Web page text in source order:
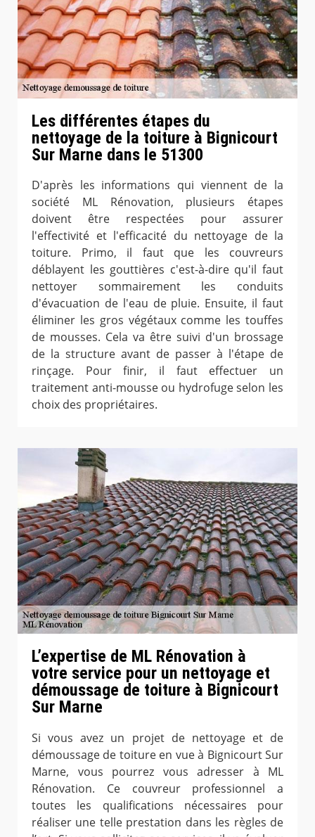
Les différentes étapes du
nettoyage de la toiture à Bignicourt
Sur Marne dans le 51300
D'après les informations qui viennent de la
société ML Rénovation, plusieurs étapes
doivent être respectées pour assurer
l'effectivité et l'efficacité du nettoyage de la
toiture. Primo, il faut que les couvreurs
déblayent les gouttières c'est-à-dire qu'il faut
nettoyer sommairement les conduits
d'évacuation de l'eau de pluie. Ensuite, il faut
éliminer les gros végétaux comme les touffes
de mousses. Cela va être suivi d'un brossage
de la structure avant de passer à l'étape de
rinçage. Pour finir, il faut effectuer un
traitement anti-mousse ou hydrofuge selon les
choix des propriétaires.
L’expertise de ML Rénovation à
votre service pour un nettoyage et
démoussage de toiture à Bignicourt
Sur Marne
Si vous avez un projet de nettoyage et de
démoussage de toiture en vue à Bignicourt Sur
Marne, vous pourrez vous adresser à ML
Rénovation. Ce couvreur professionnel a
toutes les qualifications nécessaires pour
réaliser une telle prestation dans les règles de